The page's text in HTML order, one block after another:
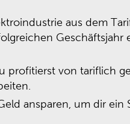
aus dem
Geschäftsjahr
von tariflich
ansparen, um dir